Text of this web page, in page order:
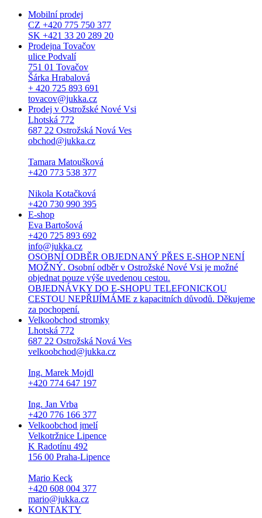
Mobilní prodej
CZ +420 775 750 377
SK +421 33 20 289 20
Prodejna Tovačov
ulice Podvalí
751 01 Tovačov
Šárka Hrabalová
+ 420 725 893 691
tovacov@jukka.cz
Prodej v Ostrožské Nové Vsi
Lhotská 772
687 22 Ostrožská Nová Ves
obchod@jukka.cz
Tamara Matoušková
+420 773 538 377
Nikola Kotačková
+420 730 990 395
E-shop
Eva Bartošová
+420 725 893 692
info@jukka.cz
OSOBNÍ ODBĚR OBJEDNANÝ PŘES E-SHOP NENÍ
MOŽNÝ. Osobní odběr v Ostrožské Nové Vsi je možné
objednat pouze výše uvedenou cestou.
OBJEDNÁVKY DO E-SHOPU TELEFONICKOU
CESTOU NEPŘIJÍMÁME z kapacitních důvodů. Děkujeme
za pochopení.
Velkoobchod stromky
Lhotská 772
687 22 Ostrožská Nová Ves
velkoobchod@jukka.cz
Ing. Marek Mojdl
+420 774 647 197
Ing. Jan Vrba
+420 776 166 377
Velkoobchod jmelí
Velkotržnice Lipence
K Radotínu 492
156 00 Praha-Lipence
Mario Keck
+420 608 004 377
mario@jukka.cz
KONTAKTY